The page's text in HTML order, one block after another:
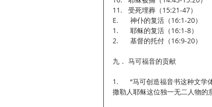
11.   受死埋葬（15:21-47）
E.      神仆的复活（16:1-20）
1.      耶稣的复活（16:1-8）
2.      基督的托付（16:9-20）
九． 马可福音的贡献
1.      “马可创造福音书这种文
撒勒人耶稣这位独一无二人物的